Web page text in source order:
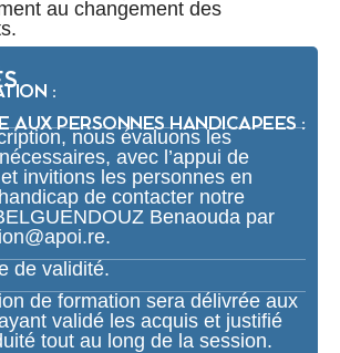
au changement des
:
AUX PERSONNES HANDICAPEES :
nous évaluons les
avec l’appui de
invitions les personnes en
de contacter notre
Benaouda par
de validité.
de formation sera délivrée aux
validé les acquis et justifié
tout au long de la session.